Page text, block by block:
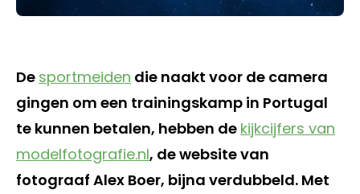
De sportmeiden die naakt voor de camera
gingen om een trainingskamp in Portugal
te kunnen betalen, hebben de kijkcijfers van
modelfotografie.nl, de website van
fotograaf Alex Boer, bijna verdubbeld. Met